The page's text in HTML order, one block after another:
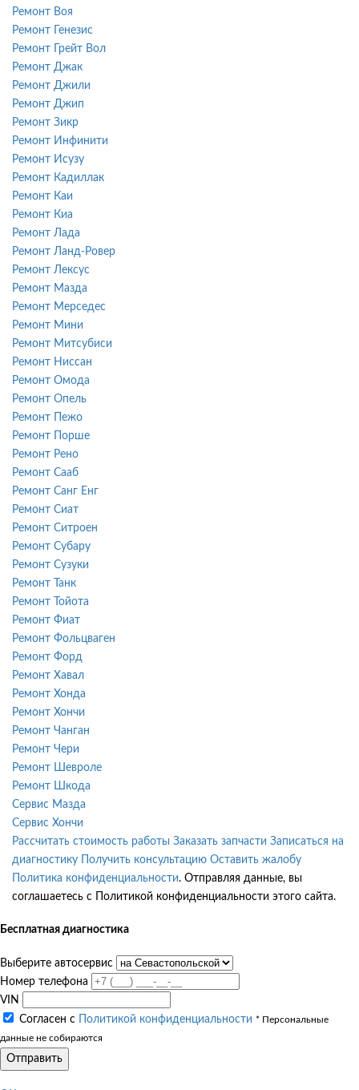
Ремонт Воя
Ремонт Генезис
Ремонт Грейт Вол
Ремонт Джак
Ремонт Джили
Ремонт Джип
Ремонт Зикр
Ремонт Инфинити
Ремонт Исузу
Ремонт Кадиллак
Ремонт Каи
Ремонт Киа
Ремонт Лада
Ремонт Ланд-Ровер
Ремонт Лексус
Ремонт Мазда
Ремонт Мерседес
Ремонт Мини
Ремонт Митсубиси
Ремонт Ниссан
Ремонт Омода
Ремонт Опель
Ремонт Пежо
Ремонт Порше
Ремонт Рено
Ремонт Сааб
Ремонт Санг Енг
Ремонт Сиат
Ремонт Ситроен
Ремонт Субару
Ремонт Сузуки
Ремонт Танк
Ремонт Тойота
Ремонт Фиат
Ремонт Фольцваген
Ремонт Форд
Ремонт Хавал
Ремонт Хонда
Ремонт Хончи
Ремонт Чанган
Ремонт Чери
Ремонт Шевроле
Ремонт Шкода
Сервис Мазда
Сервис Хончи
Рассчитать стоимость работы Заказать запчасти Записаться на
диагностику
Получить консультацию Оставить жалобу
Политика конфиденциальности. Отправляя данные, вы
соглашаетесь с Политикой конфиденциальности этого сайта.
Бесплатная диагностика
Выберите автосервис
Номер телефона
VIN
Согласен с
Политикой конфиденциальности * Персональные
данные не собираются
Отправить